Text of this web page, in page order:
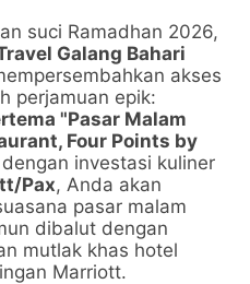
suci Ramadhan 2026,
Galang Bahari
akses
perjamuan epik:
"Pasar Malam
Four Points by
investasi kuliner
Pax, Anda akan
pasar malam
dibalut dengan
mutlak khas hotel
Marriott.